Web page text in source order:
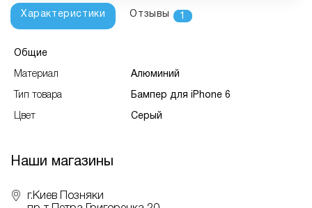
Характеристики Отзывы 1
Общие
Материал Алюминий
Тип товара Бампер для iPhone 6
Цвет Серый
Наши магазины
г.Киев Позняки